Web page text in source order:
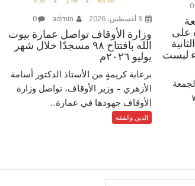
0
على
ليست
١٤٤٨هـ – ‏٧
0
وزارة الأوقاف تواصل عمارة بيوت
الله بافتتاح ٩٨ مسجدًا خلال شهر
يوليو ٢٠٢٦م
برعاية كريمةٍ من الأستاذ الدكتور أسامة
الأزهري – وزير الأوقاف، تواصل وزارة
الأوقاف جهودها في عمارة...
الدين والفقه